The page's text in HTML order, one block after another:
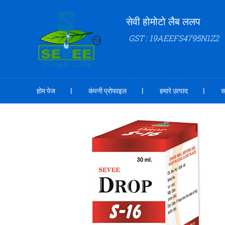
सेवी होमोटो लैब ललप
GST : 19AEEFS4795N1Z2
होम पेज कंपनी प्रोफाइल हमारे उत्पाद